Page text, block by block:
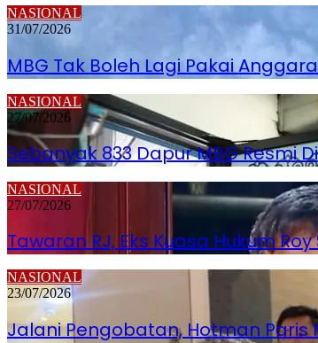
NASIONAL
31/07/2026
MBG Tak Boleh Lagi Pakai
NASIONAL
27/07/2026
Sebanyak 833 Dapur MBG Resmi
NASIONAL
27/07/2026
Tawaran RJ, Eks Kuasa Hukum
NASIONAL
23/07/2026
Jalani Pengobatan, Hotman